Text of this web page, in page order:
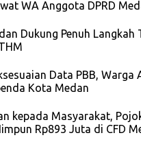
WA Anggota DPRD
Dukung Penuh Langkah
Data PBB, Warga
Kota Medan
kepada Masyarakat,
Rp893 Juta di CFD